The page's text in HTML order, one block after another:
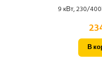
9 кВт, 230/
В